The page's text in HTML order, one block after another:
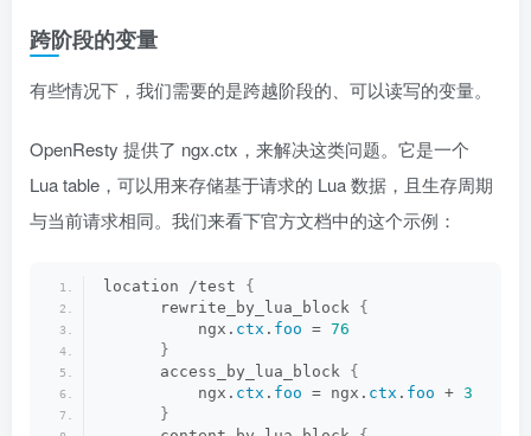
跨阶段的变量
有些情况下，我们需要的是跨越阶段的、可以读写的变量。
OpenResty 提供了 ngx.ctx，来解决这类问题。它是一个
Lua table，可以用来存储基于请求的 Lua 数据，且生存周期
与当前请求相同。我们来看下官方文档中的这个示例：
location /test {
      rewrite_by_lua_block
{
          ngx.
ctx . foo = 76
}
      access_by_lua_block
{
          ngx.
ctx . foo = ngx. ctx . foo + 3
}